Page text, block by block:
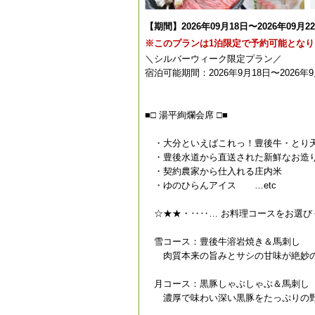
【期間】2026年09月18日〜2026年09月
※このプランは1泊限定で予約可能とな
＼シルバーウィーク限定プラン／
宿泊可能期間：2026年9月18日〜2026年
■□ 湯平絢爛会席 □■
・大分といえばこれっ！豊後牛・とり
・豊後水道から直送された新鮮なお造
・契約農家から仕入れる庄内米
・ゆのひらんアイス …etc
☆★★・‥‥… お料理コースをお選
雪コース：豊後牛溶岩焼き＆馬刺し
肉質本来の旨みとサシの甘味が絶妙
月コース：黒豚しゃぶしゃぶ＆馬刺し
濃厚で味わい深い黒豚をたっぷりの